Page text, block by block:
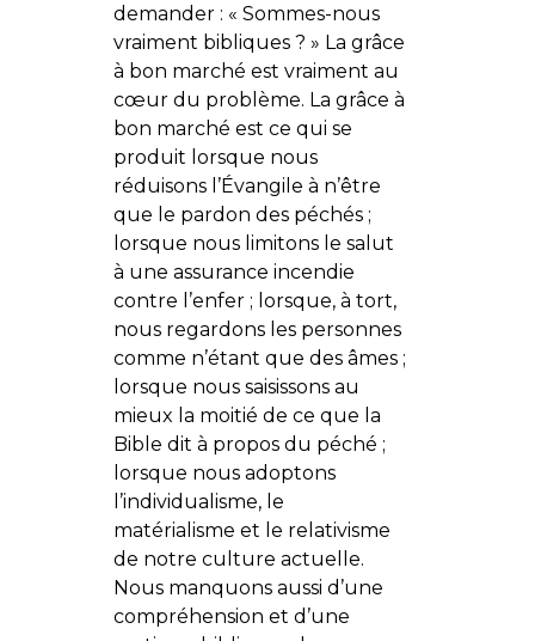
demander : « Sommes-nous
vraiment bibliques ? » La grâce
à bon marché est vraiment au
cœur du problème. La grâce à
bon marché est ce qui se
produit lorsque nous
réduisons l’Évangile à n’être
que le pardon des péchés ;
lorsque nous limitons le salut
à une assurance incendie
contre l’enfer ; lorsque, à tort,
nous regardons les personnes
comme n’étant que des âmes ;
lorsque nous saisissons au
mieux la moitié de ce que la
Bible dit à propos du péché ;
lorsque nous adoptons
l’individualisme, le
matérialisme et le relativisme
de notre culture actuelle.
Nous manquons aussi d’une
compréhension et d’une